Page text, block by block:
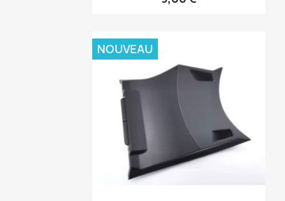
NOUVEAU